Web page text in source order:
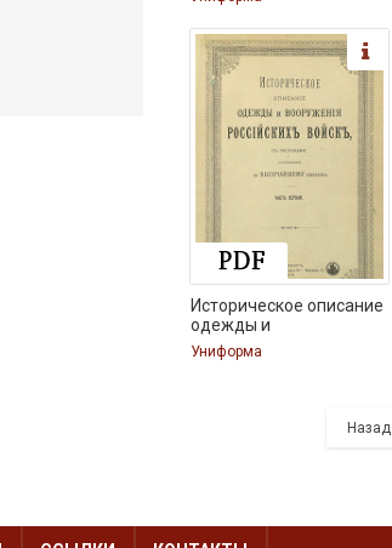
Историческое описание
одежды и
Униформа
Назад